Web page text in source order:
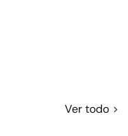
Ver todo